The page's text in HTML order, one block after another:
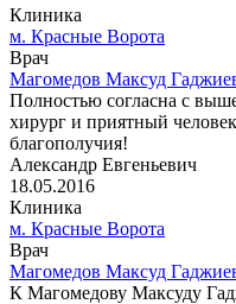
Клиника
м. Красные Ворота
Врач
Магомедов Максуд
Полностью согласна с
хирург и приятный
благополучия!
Александр Евгеньевич
18.05.2016
Клиника
м. Красные Ворота
Врач
Магомедов Максуд
К Магомедову Максуду